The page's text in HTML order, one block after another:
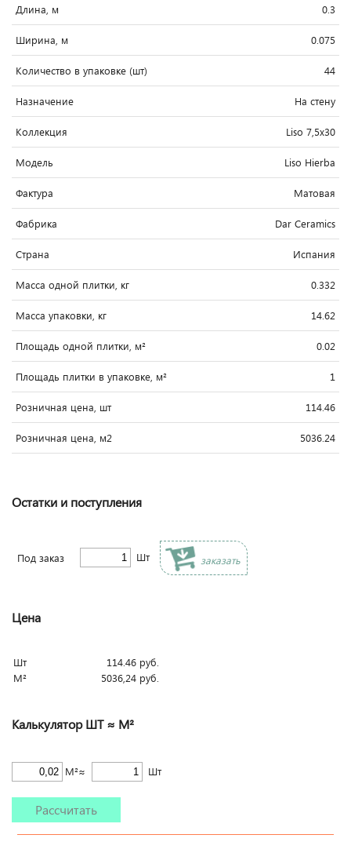
Длина, м 0.3
Ширина, м 0.075
Количество в упаковке (шт) 44
Назначение На стену
Коллекция Liso 7,5x30
Модель Liso Hierba
Фактура Матовая
Фабрика Dar Ceramics
Страна Испания
Масса одной плитки, кг 0.332
Масса упаковки, кг 14.62
Площадь одной плитки, м² 0.02
Площадь плитки в упаковке, м² 1
Розничная цена, шт 114.46
Розничная цена, м2 5036.24
Остатки и поступления
Под заказ Шт заказать
Цена
Шт 114.46 руб.
М²
5036,24 руб.
Калькулятор ШТ ≈ М²
М²≈ Шт
Рассчитать